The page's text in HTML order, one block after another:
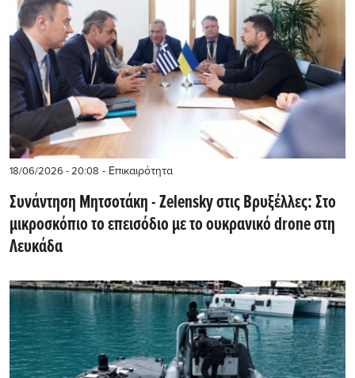
18/06/2026 - 20:08 - Επικαιρότητα
Συνάντηση Μητσοτάκη - Zelensky στις Βρυξέλλες: Στο
μικροσκόπιο το επεισόδιο με το ουκρανικό drone στη
Λευκάδα